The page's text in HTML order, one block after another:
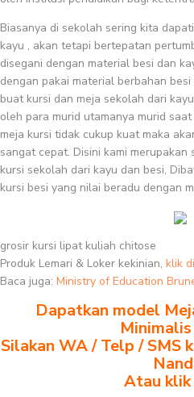
Biasanya di sekolah sering kita
kayu , akan tetapi bertepatan
disegani dengan material besi dan
dengan pakai material berbahan
buat kursi dan meja sekolah dari
oleh para murid utamanya murid
meja kursi tidak cukup kuat maka
sangat cepat. Disini kami
kursi sekolah dari kayu dan besi,
kursi besi yang nilai beradu dengan
grosir kursi lipat kuliah chitose
Produk Lemari & Loker kekinian, klik
Baca juga: Ministry of Education
Dapatkan model
Silakan WA / Telp / SMS
Atau klik